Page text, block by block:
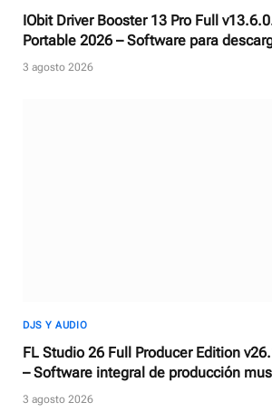
IObit Driver Booster 13 Pro Full
Portable 2026 – Software para
actualizar controladores
3 agosto 2026
DJS Y AUDIO
FL Studio 26 Full Producer Edition
– Software integral de producción
trabajo de audio digital
3 agosto 2026